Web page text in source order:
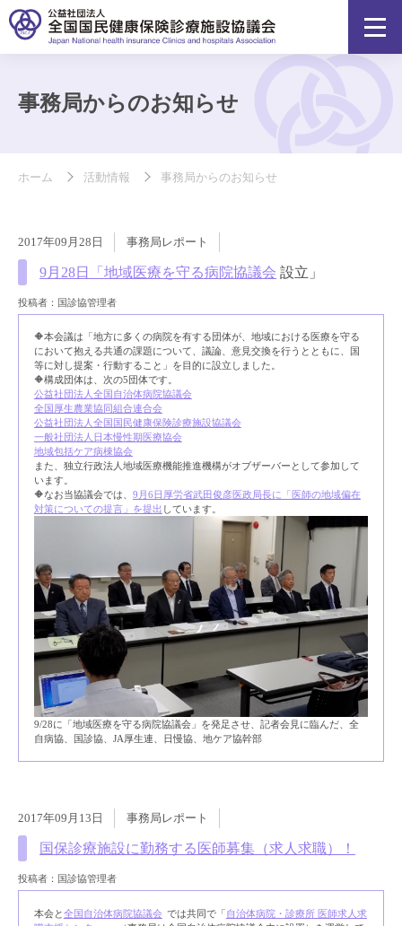
事務局からのお知らせ
ホーム 活動情報 事務局からのお知らせ
2017年09月28日 事務局レポート
9月28日「 地域医療を守る病院協議会 設立」
投稿者：国診協管理者
🔶本会議は「地方に多くの病院を有する団体が、地域における医療を守る
において抱える共通の課題について、議論、意見交換を行うとともに、国
等に対し提案・行動すること」を目的に設立しました。
🔶構成団体は、次の5団体です。
公益社団法人全国自治体病院協議会
全国厚生農業協同組合連合会
公益社団法人全国国民健康保険診療施設協議会
一般社団法人日本慢性期医療協会
地域包括ケア病棟協会
また、独立行政法人地域医療機能推進機構がオブザーバーとして参加して
います。
🔶なお当協議会では、 9月6日厚労省武田俊彦医政局長に「医師の地域偏在
対策についての提言」を提出 しています。
9/28に「地域医療を守る病院協議会」を発足させ、記者会見に臨んだ、全
自病協、国診協、JA厚生連、日慢協、地ケア協幹部
2017年09月13日 事務局レポート
国保診療施設に勤務する医師募集（求人求職）！
投稿者：国診協管理者
本会と全国自治体病院協議会 では共同で「自治体病院・診療所 医師求人求